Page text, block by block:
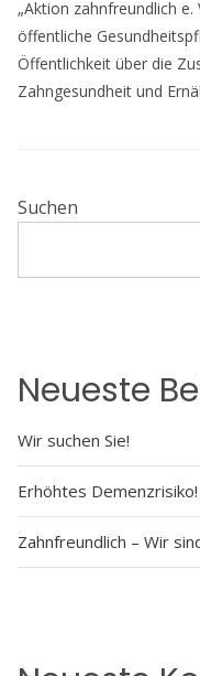
„Aktion zahnfreundlich
öffentliche
Öffentlichkeit über die
Zahngesundheit und
Suchen
Neueste
Wir suchen Sie!
Erhöhtes Demenzrisiko!
Zahnfreundlich – Wir